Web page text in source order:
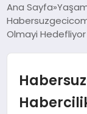
GÜNCEL
Ana Sayfa
Olmayi Hedefliyor